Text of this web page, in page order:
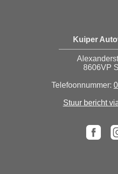
Kuiper
8606VP
Telefoonnummer:
Stuur bericht